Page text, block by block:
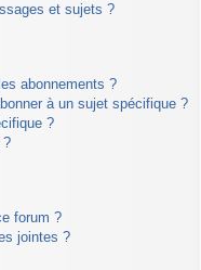
et sujets ?
abonnements ?
à un sujet spécifique ?
?
?
forum ?
jointes ?